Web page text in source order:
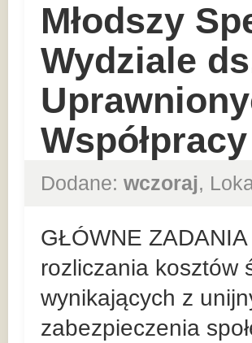
Młodszy
Wydziale
Dodane: wczoraj,
GŁÓWNE
rozliczania kosztów
wynikających z
zabezpieczenia